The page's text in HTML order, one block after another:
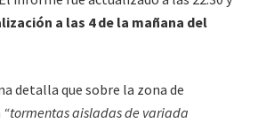
a las 4 de la mañana del
detalla que sobre la zona de
“tormentas aisladas de variada